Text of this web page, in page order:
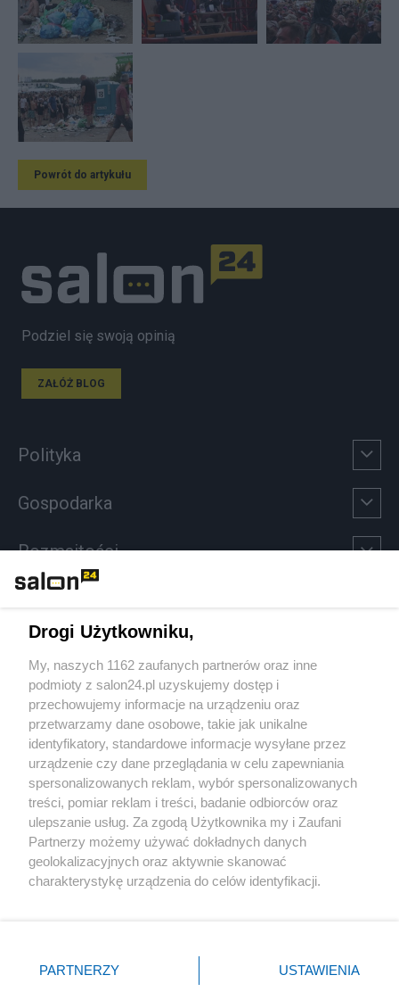
Powrót do artykułu
Podziel się swoją opinią
ZAŁÓŻ BLOG
Polityka
Gospodarka
Rozmaitości
Sport
Społeczeństwo
Kultura
X Facebook Instagram Youtube
Drogi Użytkowniku,
My, naszych 1162 zaufanych partnerów oraz inne
podmioty z salon24.pl uzyskujemy dostęp i
przechowujemy informacje na urządzeniu oraz
przetwarzamy dane osobowe, takie jak unikalne
identyfikatory, standardowe informacje wysyłane przez
urządzenie czy dane przeglądania w celu zapewniania
spersonalizowanych reklam, wybór spersonalizowanych
treści, pomiar reklam i treści, badanie odbiorców oraz
ulepszanie usług. Za zgodą Użytkownika my i Zaufani
Partnerzy możemy używać dokładnych danych
geolokalizacyjnych oraz aktywnie skanować
charakterystykę urządzenia do celów identyfikacji.
zmienić/wycofać klikając przycisk ustawień prywatności
znajdujący się w lewym dolnym rogu strony
PARTNERZY USTAWIENIA